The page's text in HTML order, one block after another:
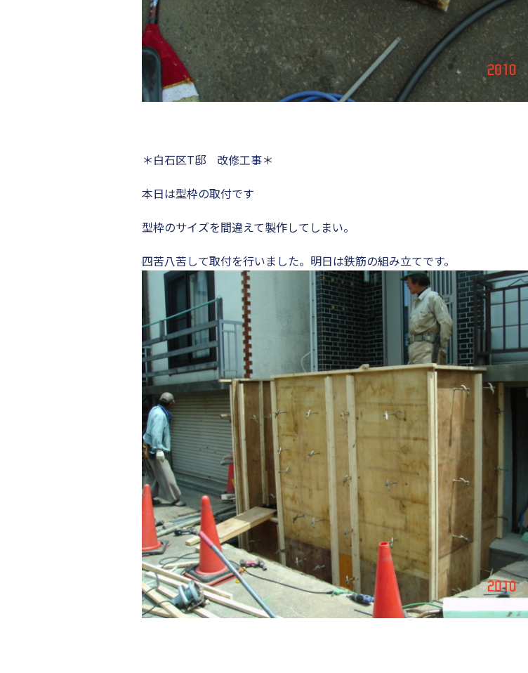
＊白石区T邸 改修工事＊
本日は型枠の取付です
型枠のサイズを間違えて製作してしまい。
四苦八苦して取付を行いました。明日は鉄筋の組み立てです。